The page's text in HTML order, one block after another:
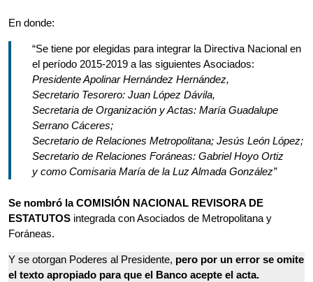
En donde:
“Se tiene por elegidas para integrar la Directiva Nacional en
el período 2015-2019 a las siguientes Asociados:
Presidente Apolinar Hernández Hernández,
Secretario Tesorero: Juan López Dávila,
Secretaria de Organización y Actas: María Guadalupe
Serrano Cáceres;
Secretario de Relaciones Metropolitana; Jesús León López;
Secretario de Relaciones Foráneas: Gabriel Hoyo Ortiz
y como Comisaria María de la Luz Almada González”
Se nombró la COMISIÓN NACIONAL REVISORA DE
ESTATUTOS integrada con Asociados de Metropolitana y
Foráneas.
Y se otorgan Poderes al Presidente, pero por un error se omite
el texto apropiado para que el Banco acepte el acta.